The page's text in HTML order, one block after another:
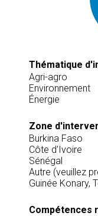
Thématique
Agri-agro
Environnement
Énergie
Zone
Burkina Faso
Côte d'Ivoire
Sénégal
Autre (veuillez
Guinée Konary,
Compétences